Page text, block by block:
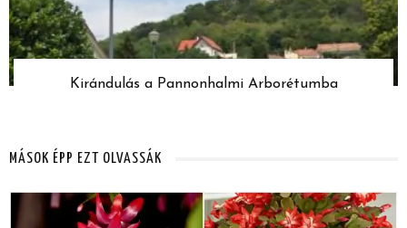
Kirándulás a Pannonhalmi Arborétumba
MÁSOK ÉPP EZT OLVASSÁK